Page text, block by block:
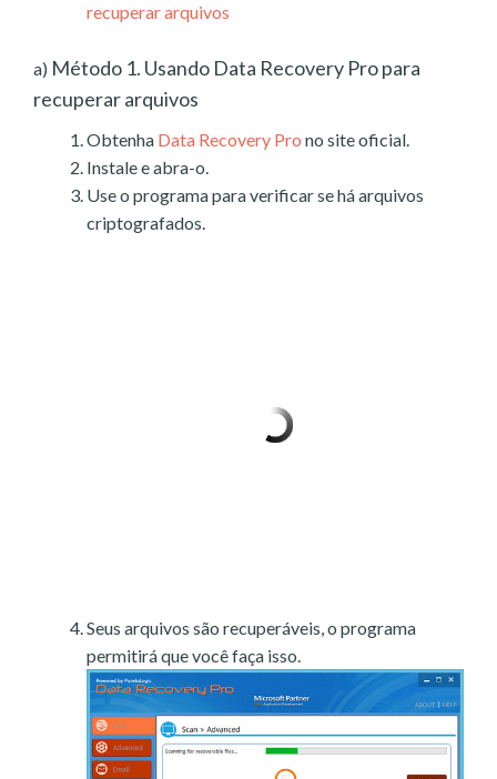
recuperar arquivos
a) Método 1. Usando Data Recovery Pro para
recuperar arquivos
Obtenha Data Recovery Pro no site oficial.
Instale e abra-o.
Use o programa para verificar se há arquivos
criptografados.
Seus arquivos são recuperáveis, o programa
permitirá que você faça isso.